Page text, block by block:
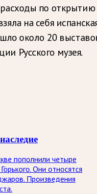
по открытию
на себя
около 20
Русского музея.
пополнили четыре
Они относятся
Произведения